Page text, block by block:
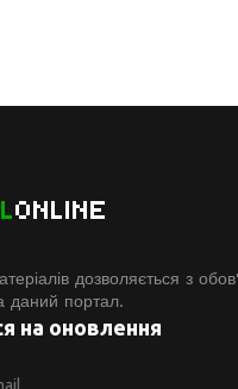
ONLINE
дозволяється з
даний портал.
на оновлення